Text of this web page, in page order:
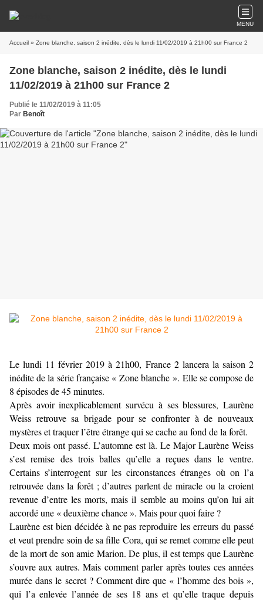
MENU
Accueil » Zone blanche, saison 2 inédite, dès le lundi 11/02/2019 à 21h00 sur France 2
Zone blanche, saison 2 inédite, dès le lundi
11/02/2019 à 21h00 sur France 2
Publié le 11/02/2019 à 11:05
Par Benoît
Le lundi 11 février 2019 à 21h00, France 2 lancera la saison 2
inédite de la série française « Zone blanche ». Elle se compose de
8 épisodes de 45 minutes.
Après avoir inexplicablement survécu à ses blessures, Laurène
Weiss retrouve sa brigade pour se confronter à de nouveaux
mystères et traquer l’être étrange qui se cache au fond de la forêt.
Deux mois ont passé. L’automne est là. Le Major Laurène Weiss
s’est remise des trois balles qu’elle a reçues dans le ventre.
Certains s’interrogent sur les circonstances étranges où on l’a
retrouvée dans la forêt ; d’autres parlent de miracle ou la croient
revenue d’entre les morts, mais il semble au moins qu’on lui ait
accordé une « deuxième chance ». Mais pour quoi faire ?
Laurène est bien décidée à ne pas reproduire les erreurs du passé
et veut prendre soin de sa fille Cora, qui se remet comme elle peut
de la mort de son amie Marion. De plus, il est temps que Laurène
s’ouvre aux autres. Mais comment parler après toutes ces années
murée dans le secret ? Comment dire que « l’homme des bois »,
qui l’a enlevée l’année de ses 18 ans et qu’elle traque depuis